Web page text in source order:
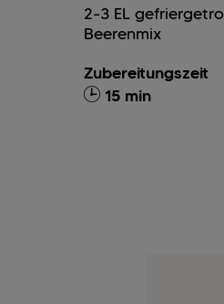
2-3 EL
Beerenmix
Zubereitungszeit
15 min